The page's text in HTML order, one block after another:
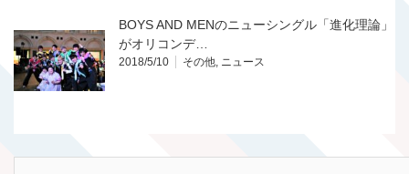
BOYS AND MENのニューシングル「進化理論」
がオリコンデ…
2018/5/10 その他 ニュース